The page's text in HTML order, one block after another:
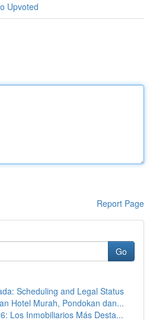
Upvoted
Report Page
Go
Scheduling and Legal Status
Hotel Murah, Pondokan dan...
Los Inmobiliarios Más Desta...